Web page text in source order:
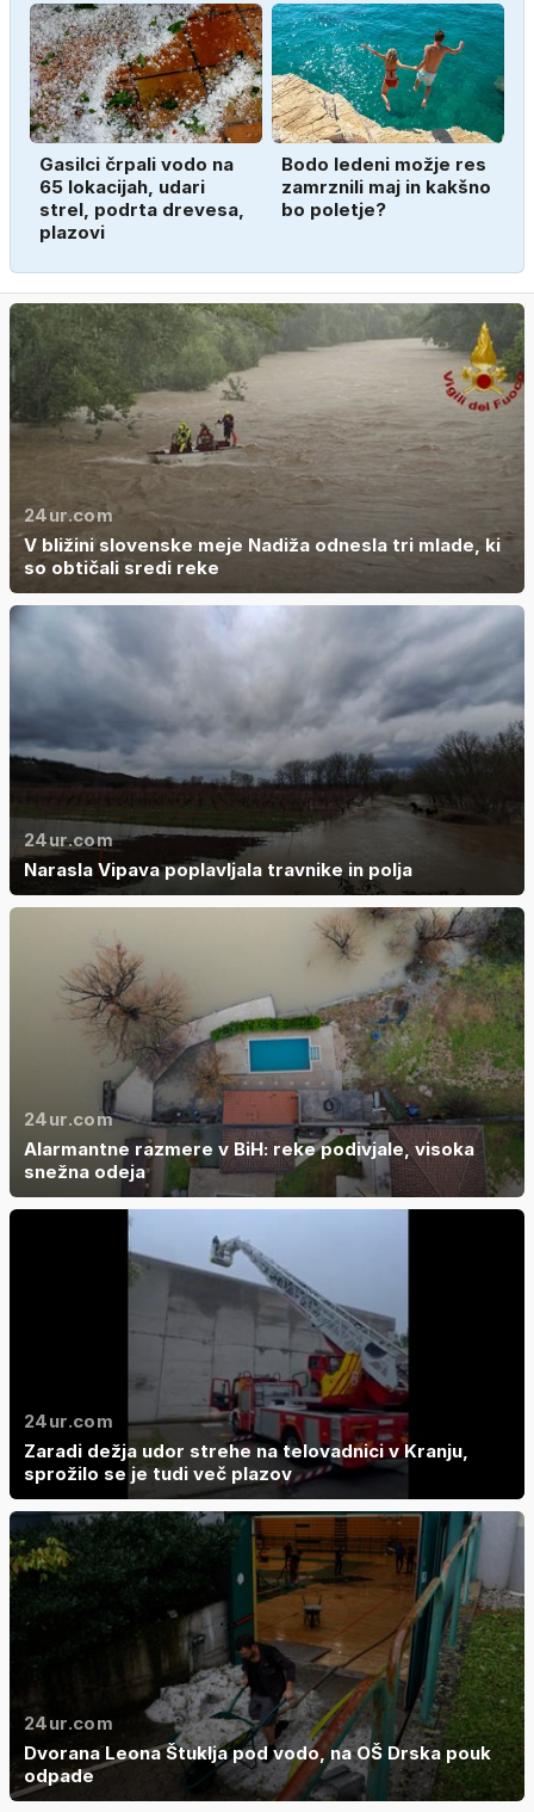
Gasilci črpali vodo na
65 lokacijah, udari
strel, podrta drevesa,
plazovi
Bodo ledeni možje res
zamrznili maj in kakšno
bo poletje?
24ur.com
V bližini slovenske meje Nadiža odnesla tri mlade, ki
so obtičali sredi reke
24ur.com
Narasla Vipava poplavljala travnike in polja
24ur.com
Alarmantne razmere v BiH: reke podivjale, visoka
snežna odeja
24ur.com
Zaradi dežja udor strehe na telovadnici v Kranju,
sprožilo se je tudi več plazov
24ur.com
Dvorana Leona Štuklja pod vodo, na OŠ Drska pouk
odpade